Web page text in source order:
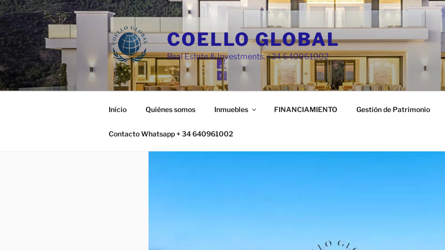
Skip
to
content
COELLO GLOBAL
Real Estate & Investments. +34 640961002
Inicio Quiénes somos Inmuebles FINANCIAMIENTO Gestión de Patrimonio
Contacto Whatsapp + 34 640961002